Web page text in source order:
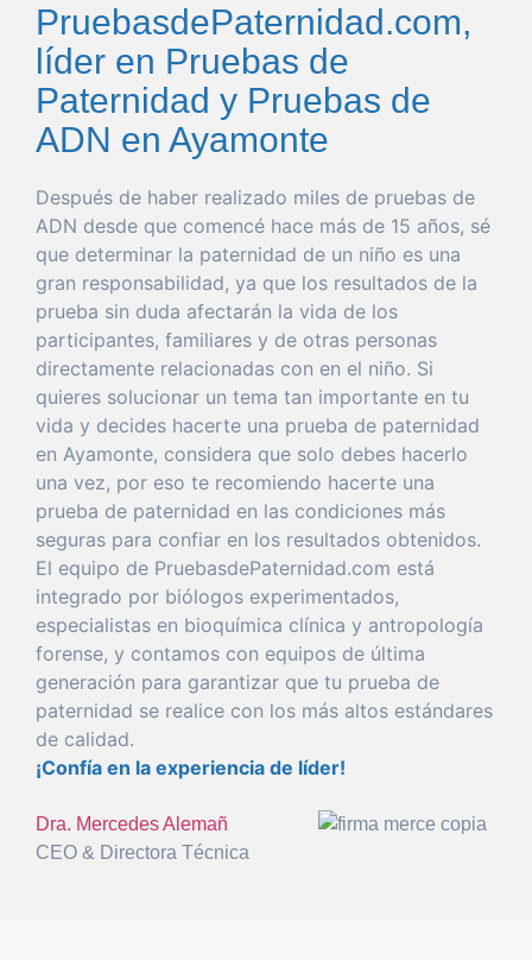
PruebasdePaternidad.com,
líder en Pruebas de
Paternidad y Pruebas de
ADN en Ayamonte
Después de haber realizado miles de pruebas de
ADN desde que comencé hace más de 15 años, sé
que determinar la paternidad de un niño es una
gran responsabilidad, ya que los resultados de la
prueba sin duda afectarán la vida de los
participantes, familiares y de otras personas
directamente relacionadas con en el niño. Si
quieres solucionar un tema tan importante en tu
vida y decides hacerte una prueba de paternidad
en Ayamonte, considera que solo debes hacerlo
una vez, por eso te recomiendo hacerte una
prueba de paternidad en las condiciones más
seguras para confiar en los resultados obtenidos.
El equipo de PruebasdePaternidad.com está
integrado por biólogos experimentados,
especialistas en bioquímica clínica y antropología
forense, y contamos con equipos de última
generación para garantizar que tu prueba de
paternidad se realice con los más altos estándares
de calidad.
¡Confía en la experiencia de líder!
Dra. Mercedes Alemañ
CEO & Directora Técnica